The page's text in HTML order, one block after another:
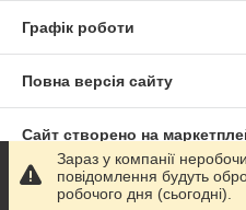
Графік роботи
Повна версія сайту
Сайт створено на
Політика конфіденційності
Зараз у компанії
повідомлення будуть
робочого дня (сьогодні).